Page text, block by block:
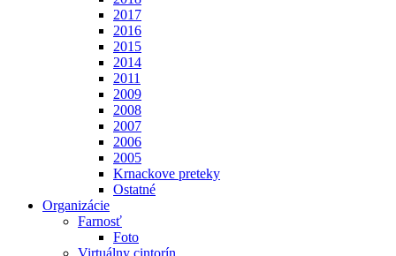
2017
2016
2015
2014
2011
2009
2008
2007
2006
2005
Krnackove preteky
Ostatné
Organizácie
Farnosť
Foto
Virtuálny cintorín